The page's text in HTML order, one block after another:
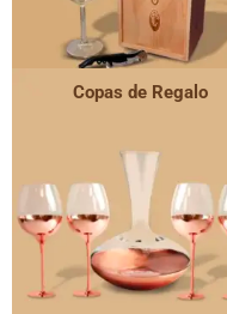
Copas de Regalo